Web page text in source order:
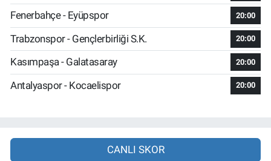
Fenerbahçe - Eyüpspor 20:00
Trabzonspor - Gençlerbirliği S.K. 20:00
Kasımpaşa - Galatasaray 20:00
Antalyaspor - Kocaelispor 20:00
CANLI SKOR